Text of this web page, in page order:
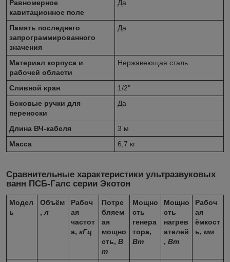
Равномерное
кавитационное поле
Да
Память последнего
запрограммированного
значения
Да
Материал корпуса и
рабочей области
Нержавеющая сталь
Сливной кран
1/2"
Боковые ручки для
переноски
Да
Длина ВЧ-кабеля
3 м
Масса
6,7 кг
Сравнительные характеристики ультразвуковых
ванн ПСБ-Галс серии Экотон
Модел
ь
Объём
, л
Рабоч
ая
частот
а, кГц
Потре
бляем
ая
мощно
сть, В
т
Мощно
сть
генера
тора,
Вт
Мощно
сть
нагрев
ателей
, Вт
Рабоч
ая
ёмкост
ь, мм